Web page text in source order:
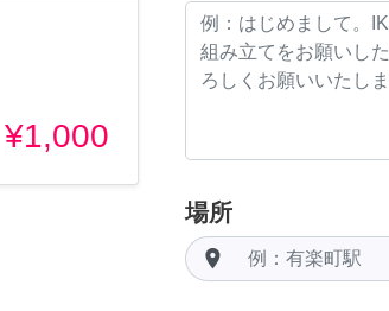
¥1,000
場所
room